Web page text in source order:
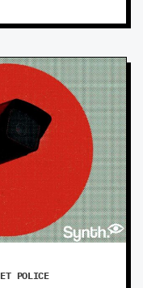
POLICE